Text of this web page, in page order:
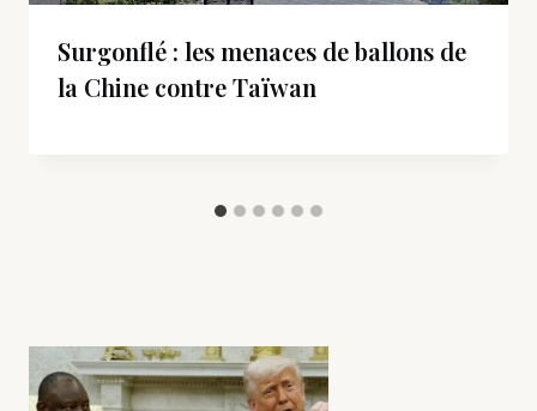
Surgonflé : les menaces de ballons de
la Chine contre Taïwan